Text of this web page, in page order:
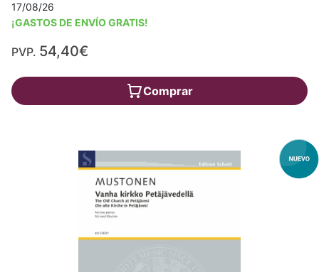
17/08/26
¡GASTOS DE ENVÍO GRATIS!
PVP. 54,40€
Comprar